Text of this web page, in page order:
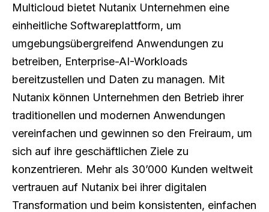
Multicloud bietet Nutanix Unternehmen eine
einheitliche Softwareplattform, um
umgebungsübergreifend Anwendungen zu
betreiben, Enterprise-AI-Workloads
bereitzustellen und Daten zu managen. Mit
Nutanix können Unternehmen den Betrieb ihrer
traditionellen und modernen Anwendungen
vereinfachen und gewinnen so den Freiraum, um
sich auf ihre geschäftlichen Ziele zu
konzentrieren. Mehr als 30’000 Kunden weltweit
vertrauen auf Nutanix bei ihrer digitalen
Transformation und beim konsistenten, einfachen